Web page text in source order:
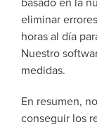
eliminar
horas al día
Nuestro
medidas.
En resumen,
conseguir los